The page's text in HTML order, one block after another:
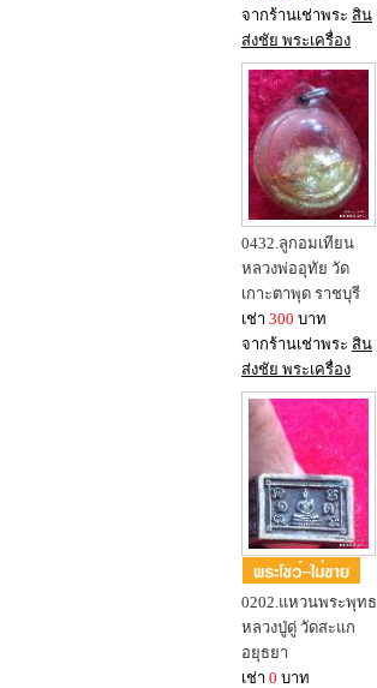
จากร้านเช่าพระ สิน
ส่งชัย พระเครื่อง
0432.ลูกอมเทียน
หลวงพ่ออุทัย วัด
เกาะตาพุด ราชบุรี
เช่า 300 บาท
จากร้านเช่าพระ สิน
ส่งชัย พระเครื่อง
0202.แหวนพระพุทธ
หลวงปู่ดู่ วัดสะแก
อยุธยา
เช่า 0 บาท